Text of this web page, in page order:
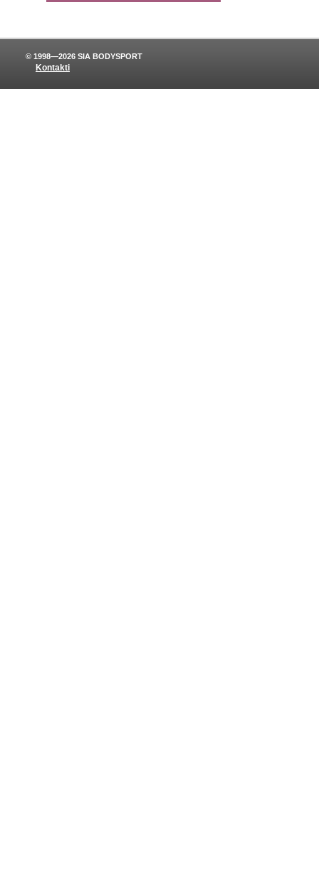
Kontakti
© 1998—2026 SIA BODYSPORT